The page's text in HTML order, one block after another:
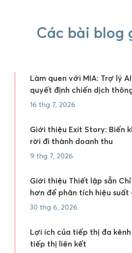
Các bài blog
Làm quen với MIA: Trợ lý
quyết định chiến dịch
16 thg 7, 2026
Giới thiệu Exit Story: Biến
rời đi thành doanh thu
9 thg 7, 2026
Giới thiệu Thiết lập sẵn
hơn để phân tích hiệu suất
30 thg 6, 2026
Lợi ích của tiếp thị đa
tiếp thị liên kết